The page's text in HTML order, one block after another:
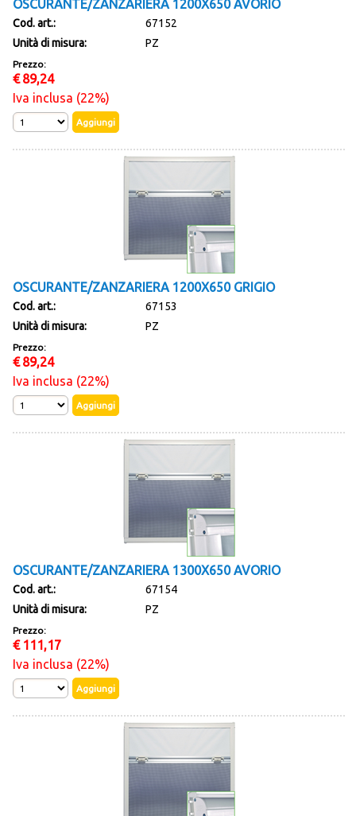
OSCURANTE/ZANZARIERA 1200X650 AVORIO
Cod. art.:
67152
Unità di misura:
PZ
Prezzo:
€ 89,24
Iva inclusa (22%)
OSCURANTE/ZANZARIERA 1200X650 GRIGIO
Cod. art.:
67153
Unità di misura:
PZ
Prezzo:
€ 89,24
Iva inclusa (22%)
OSCURANTE/ZANZARIERA 1300X650 AVORIO
Cod. art.:
67154
Unità di misura:
PZ
Prezzo:
€ 111,17
Iva inclusa (22%)